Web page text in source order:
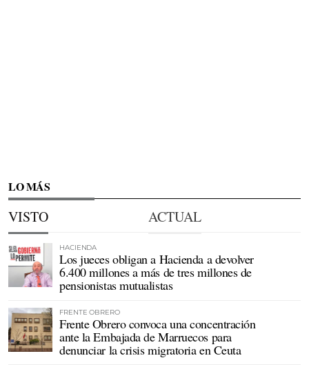
LO MÁS
VISTO ACTUAL
HACIENDA
Los jueces obligan a Hacienda a devolver
6.400 millones a más de tres millones de
pensionistas mutualistas
FRENTE OBRERO
Frente Obrero convoca una concentración
ante la Embajada de Marruecos para
denunciar la crisis migratoria en Ceuta